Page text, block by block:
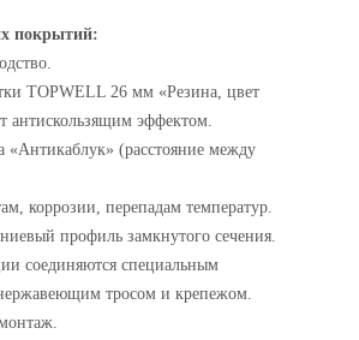
покрытий:
TOPWELL 26 мм «Резина, цвет
антискользящим эффектом.
«Антикаблук» (расстояние между
коррозии, перепадам температур.
профиль замкнутого сечения.
соединяются специальным
тросом и крепежом.